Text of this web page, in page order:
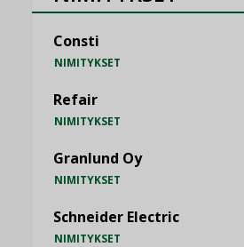
Consti
NIMITYKSET
Refair
NIMITYKSET
Granlund Oy
NIMITYKSET
Schneider Electric
NIMITYKSET